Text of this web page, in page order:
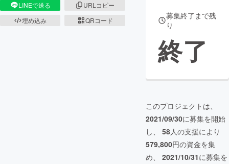
LINEで送る
URLコピー
埋め込み
QRコード
募集終了まで残
り
終了
このプロジェクトは、
2021/09/30に募集を開始
し、 58人の支援により
579,800円の資金を集
め、 2021/10/31に募集を